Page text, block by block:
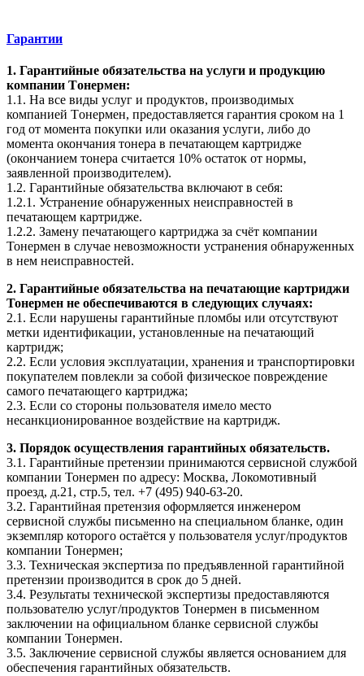
Гарантии
1. Гарантийные обязательства на услуги и продукцию
компании Tонермен:
1.1. На все виды услуг и продуктов, производимых
компанией Tонермен, предоставляется гарантия сроком на 1
год от момента покупки или оказания услуги, либо до
момента окончания тонера в печатающем картридже
(окончанием тонера считается 10% остаток от нормы,
заявленной производителем).
1.2. Гарантийные обязательства включают в себя:
1.2.1. Устранение обнаруженных неисправностей в
печатающем картридже.
1.2.2. Замену печатающего картриджа за счёт компании
Тонермен в случае невозможности устранения обнаруженных
в нем неисправностей.
2. Гарантийные обязательства на печатающие картриджи
Тонермен не обеспечиваются в следующих случаях:
2.1. Если нарушены гарантийные пломбы или отсутствуют
метки идентификации, установленные на печатающий
картридж;
2.2. Если условия эксплуатации, хранения и транспортировки
покупателем повлекли за собой физическое повреждение
самого печатающего картриджа;
2.3. Если со стороны пользователя имело место
несанкционированное воздействие на картридж.
3. Порядок осуществления гарантийных обязательств.
3.1. Гарантийные претензии принимаются сервисной службой
компании Тонермен по адресу: Москва, Локомотивный
проезд, д.21, стр.5, тел. +7 (495) 940-63-20.
3.2. Гарантийная претензия оформляется инженером
сервисной службы письменно на специальном бланке, один
экземпляр которого остаётся у пользователя услуг/продуктов
компании Тонермен;
3.3. Техническая экспертиза по предъявленной гарантийной
претензии производится в срок до 5 дней.
3.4. Результаты технической экспертизы предоставляются
пользователю услуг/продуктов Тонермен в письменном
заключении на официальном бланке сервисной службы
компании Тонермен.
3.5. Заключение сервисной службы является основанием для
обеспечения гарантийных обязательств.